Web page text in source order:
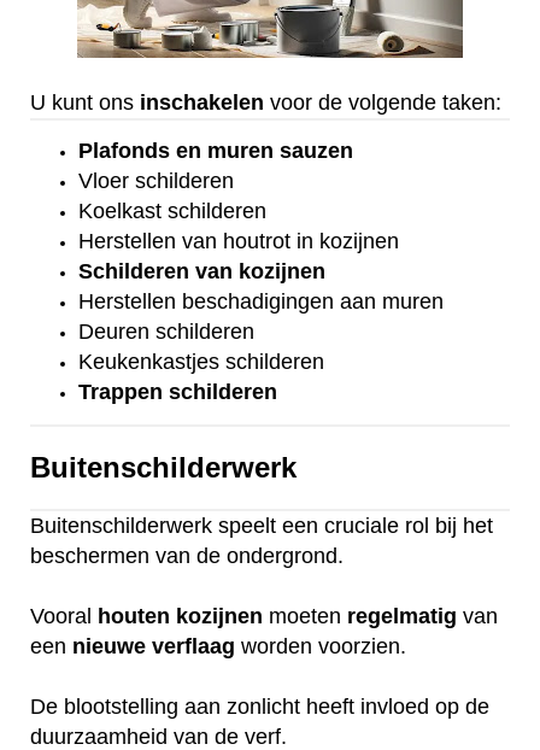
U kunt ons inschakelen voor de volgende taken:
Plafonds en muren sauzen
Vloer schilderen
Koelkast schilderen
Herstellen van houtrot in kozijnen
Schilderen van kozijnen
Herstellen beschadigingen aan muren
Deuren schilderen
Keukenkastjes schilderen
Trappen schilderen
Buitenschilderwerk
Buitenschilderwerk speelt een cruciale rol bij het
beschermen van de ondergrond.
Vooral houten kozijnen moeten regelmatig van
een nieuwe verflaag worden voorzien.
De blootstelling aan zonlicht heeft invloed op de
duurzaamheid van de verf.